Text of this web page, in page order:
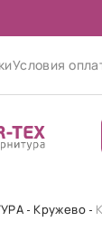
Условия
Кружево